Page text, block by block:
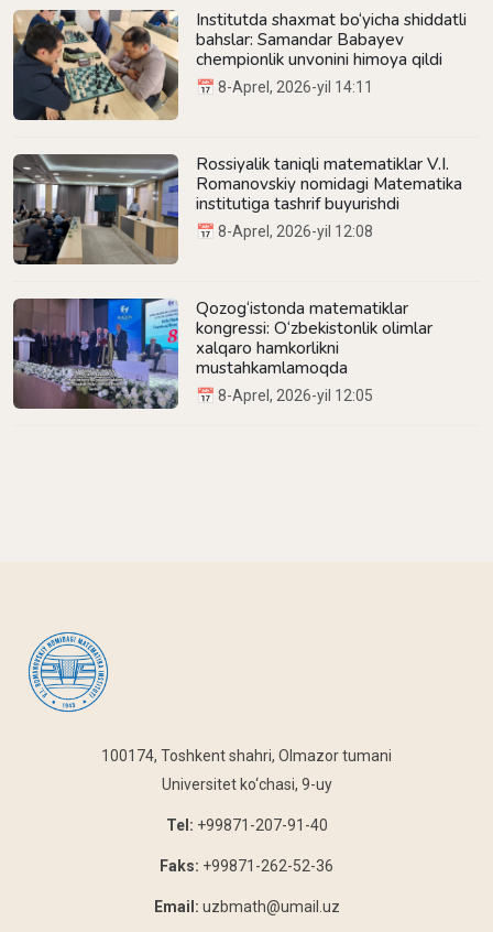
Institutda shaxmat bo‘yicha shiddatli
bahslar: Samandar Babayev
chempionlik unvonini himoya qildi
📅 8-Aprel, 2026-yil 14:11
Rossiyalik taniqli matematiklar V.I.
Romanovskiy nomidagi Matematika
institutiga tashrif buyurishdi
📅 8-Aprel, 2026-yil 12:08
Qozog‘istonda matematiklar
kongressi: O‘zbekistonlik olimlar
xalqaro hamkorlikni
mustahkamlamoqda
📅 8-Aprel, 2026-yil 12:05
100174, Toshkent shahri, Olmazor tumani
Universitet ko‘chasi, 9-uy
Tel: +99871-207-91-40
Faks: +99871-262-52-36
Email: uzbmath@umail.uz